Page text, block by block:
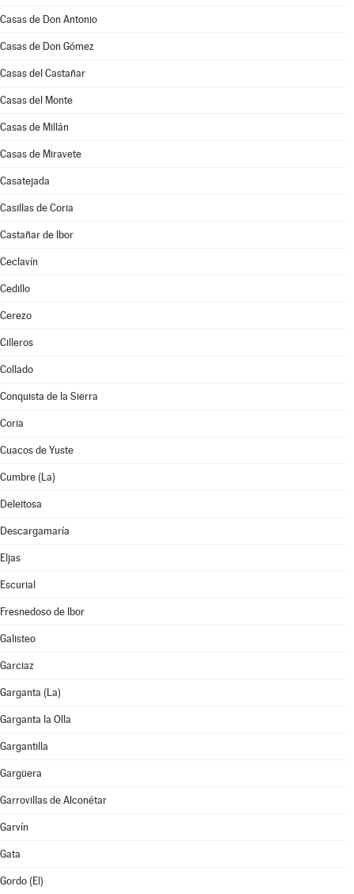
Casas de Don Antonio
Casas de Don Gómez
Casas del Castañar
Casas del Monte
Casas de Millán
Casas de Miravete
Casatejada
Casillas de Coria
Castañar de Ibor
Ceclavín
Cedillo
Cerezo
Cilleros
Collado
Conquista de la Sierra
Coria
Cuacos de Yuste
Cumbre (La)
Deleitosa
Descargamaría
Eljas
Escurial
Fresnedoso de Ibor
Galisteo
Garciaz
Garganta (La)
Garganta la Olla
Gargantilla
Gargüera
Garrovillas de Alconétar
Garvín
Gata
Gordo (El)